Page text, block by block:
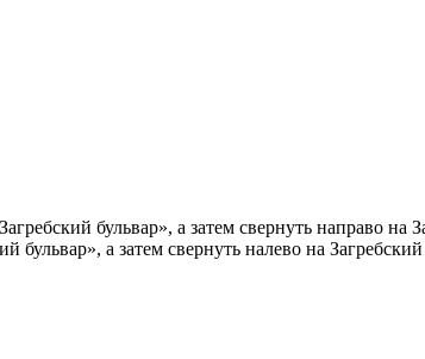
бульвар», а затем свернуть направо на
а затем свернуть налево на Загребский